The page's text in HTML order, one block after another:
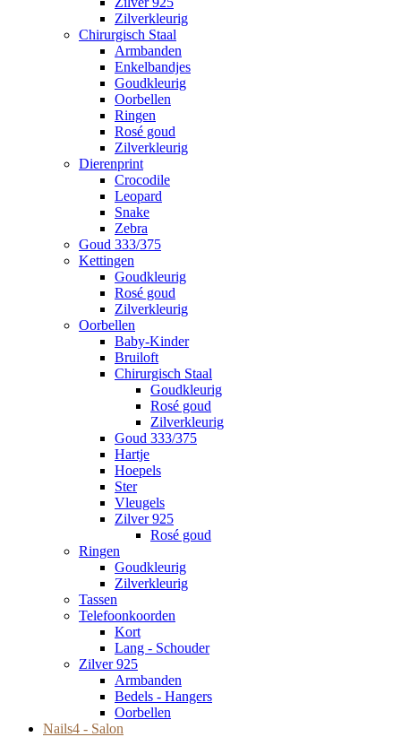
Zilverkleurig
Chirurgisch Staal
Armbanden
Enkelbandjes
Goudkleurig
Oorbellen
Ringen
Rosé goud
Zilverkleurig
Dierenprint
Crocodile
Leopard
Snake
Zebra
Goud 333/375
Kettingen
Goudkleurig
Rosé goud
Zilverkleurig
Oorbellen
Baby-Kinder
Bruiloft
Chirurgisch Staal
Goudkleurig
Rosé goud
Zilverkleurig
Goud 333/375
Hartje
Hoepels
Ster
Vleugels
Zilver 925
Rosé goud
Ringen
Goudkleurig
Zilverkleurig
Tassen
Telefoonkoorden
Kort
Lang - Schouder
Zilver 925
Armbanden
Bedels - Hangers
Oorbellen
Nails4 - Salon